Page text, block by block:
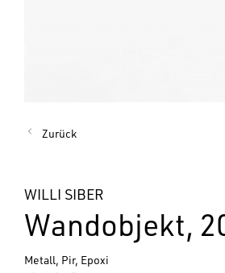
Zurück
WILLI SIBER
Wandobjekt,
Metall, Pir, Epoxi